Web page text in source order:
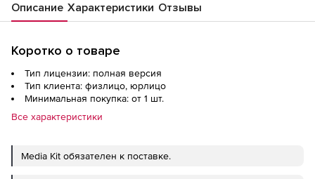
Описание Характеристики Отзывы
Коротко о товаре
Тип лицензии: полная версия
Тип клиента: физлицо, юрлицо
Минимальная покупка: от 1 шт.
Все характеристики
Media Kit обязателен к поставке.